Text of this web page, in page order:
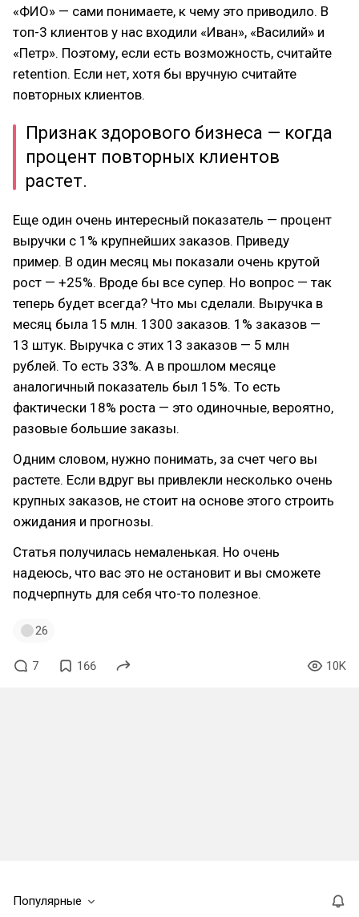
«ФИО» — сами понимаете, к чему это приводило. В
топ-3 клиентов у нас входили «Иван», «Василий» и
«Петр». Поэтому, если есть возможность, считайте
retention. Если нет, хотя бы вручную считайте
повторных клиентов.
Признак здорового бизнеса — когда
процент повторных клиентов
растет.
Еще один очень интересный показатель — процент
выручки с 1% крупнейших заказов. Приведу
пример. В один месяц мы показали очень крутой
рост — +25%. Вроде бы все супер. Но вопрос — так
теперь будет всегда? Что мы сделали. Выручка в
месяц была 15 млн. 1300 заказов. 1% заказов —
13 штук. Выручка с этих 13 заказов — 5 млн
рублей. То есть 33%. А в прошлом месяце
аналогичный показатель был 15%. То есть
фактически 18% роста — это одиночные, вероятно,
разовые большие заказы.
Одним словом, нужно понимать, за счет чего вы
растете. Если вдруг вы привлекли несколько очень
крупных заказов, не стоит на основе этого строить
ожидания и прогнозы.
Статья получилась немаленькая. Но очень
надеюсь, что вас это не остановит и вы сможете
подчерпнуть для себя что-то полезное.
26
7 166 10K
Популярные